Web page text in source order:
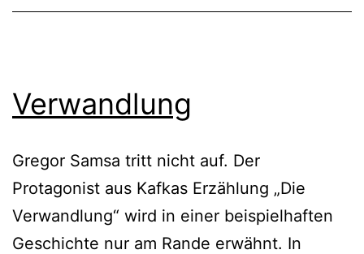
Verwandlung
Gregor Samsa tritt nicht auf. Der
Protagonist aus Kafkas Erzählung „Die
Verwandlung“ wird in einer beispielhaften
Geschichte nur am Rande erwähnt. In